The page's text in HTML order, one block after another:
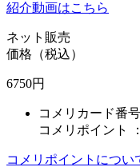
紹介動画はこちら
ネット販売
価格（税込）
6750円
コメリカード番
コメリポイント ：
コメリポイントについ